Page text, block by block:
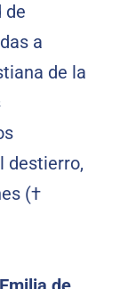
de
a
de la
destierro,
(†